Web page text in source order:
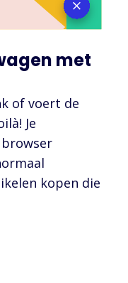
met
of voert de
Je
kopen die